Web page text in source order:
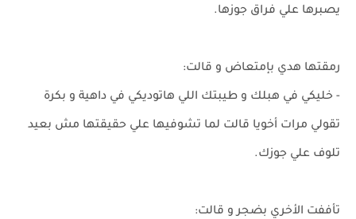
يصبرها علي فراق جوزها.
رمقتها هدي بإمتعاض و قالت:
- خليكي في هبلك و طيبتك اللي هاتوديكي في داهية و بكرة
تقولي مرات أخويا قالت لما تشوفيها علي حقيقتها مش بعيد
تلوف علي جوزك.
تأففت الأخري بضجر و قالت: